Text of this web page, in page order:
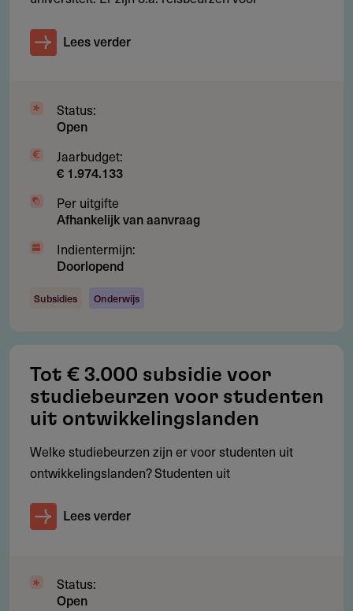
Lees verder
Status:
Open
Jaarbudget:
€ 1.974.133
Per uitgifte
Afhankelijk van aanvraag
Indientermijn:
Doorlopend
Subsidies Onderwijs
Tot € 3.000 subsidie voor
studiebeurzen voor studenten
uit ontwikkelingslanden
Welke studiebeurzen zijn er voor studenten uit
ontwikkelingslanden? Studenten uit
Lees verder
Status:
Open